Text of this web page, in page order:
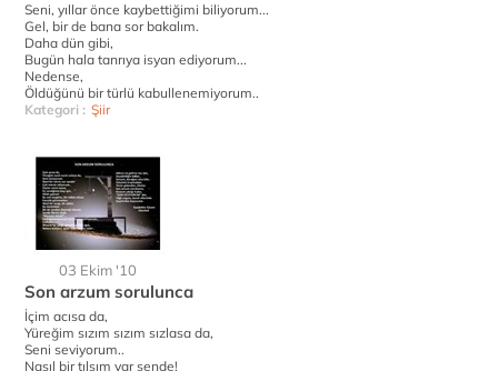
Seni, yıllar önce kaybettiğimi biliyorum...
Gel, bir de bana sor bakalım.
Daha dün gibi,
Bugün hala tanrıya isyan ediyorum...
Nedense,
Öldüğünü bir türlü kabullenemiyorum..
Kategori : Şiir
03 Ekim '10
Son arzum sorulunca
İçim acısa da,
Yüreğim sızım sızım sızlasa da,
Seni seviyorum..
Nasıl bir tılsım var sende!